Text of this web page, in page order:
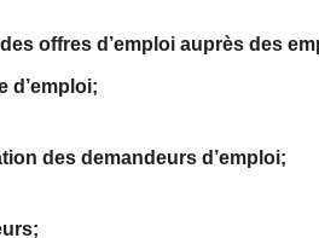
offres d’emploi auprès des
d’emploi;
des demandeurs d’emploi;